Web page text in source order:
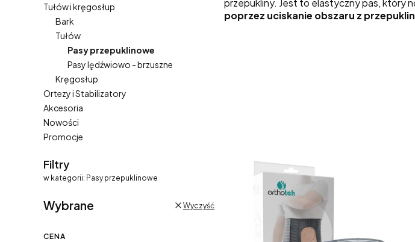
Tułów i kręgosłup
Bark
Tułów
Pasy przepuklinowe
Pasy lędźwiowo - brzuszne
Kręgosłup
Ortezy i Stabilizatory
Akcesoria
Nowości
Promocje
Filtry
w kategorii: Pasy przepuklinowe
Wybrane Wyczyść
CENA
przepukliny. Jest to elastyczny pas, który
poprzez uciskanie obszaru z